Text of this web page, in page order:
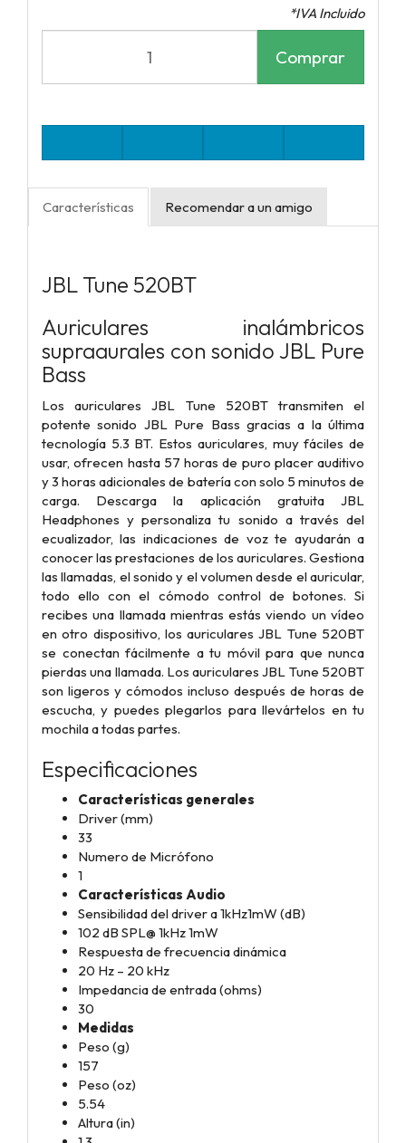
*IVA Incluido
Comprar
Características Recomendar a un amigo
JBL Tune 520BT
Auriculares inalámbricos
supraaurales con sonido JBL Pure
Bass
Los auriculares JBL Tune 520BT transmiten el
potente sonido JBL Pure Bass gracias a la última
tecnología 5.3 BT. Estos auriculares, muy fáciles de
usar, ofrecen hasta 57 horas de puro placer auditivo
y 3 horas adicionales de batería con solo 5 minutos de
carga. Descarga la aplicación gratuita JBL
Headphones y personaliza tu sonido a través del
ecualizador, las indicaciones de voz te ayudarán a
conocer las prestaciones de los auriculares. Gestiona
las llamadas, el sonido y el volumen desde el auricular,
todo ello con el cómodo control de botones. Si
recibes una llamada mientras estás viendo un vídeo
en otro dispositivo, los auriculares JBL Tune 520BT
se conectan fácilmente a tu móvil para que nunca
pierdas una llamada. Los auriculares JBL Tune 520BT
son ligeros y cómodos incluso después de horas de
escucha, y puedes plegarlos para llevártelos en tu
mochila a todas partes.
Especificaciones
Características generales
Driver (mm)
33
Numero de Micrófono
1
Características Audio
Sensibilidad del driver a 1kHz1mW (dB)
102 dB SPL@ 1kHz 1mW
Respuesta de frecuencia dinámica
20 Hz – 20 kHz
Impedancia de entrada (ohms)
30
Medidas
Peso (g)
157
Peso (oz)
5.54
Altura (in)